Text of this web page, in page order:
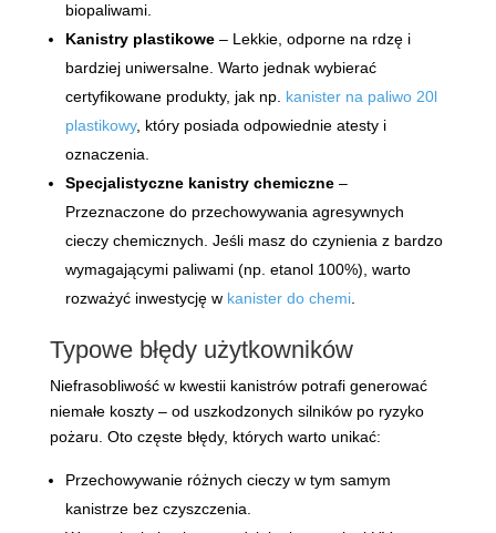
biopaliwami.
Kanistry plastikowe– Lekkie, odporne na rdzę i
bardziej uniwersalne. Warto jednak wybierać
certyfikowane produkty, jak np. kanister na paliwo 20l
plastikowy, który posiada odpowiednie atesty i
oznaczenia.
Specjalistyczne kanistry chemiczne–
Przeznaczone do przechowywania agresywnych
cieczy chemicznych. Jeśli masz do czynienia z bardzo
wymagającymi paliwami (np. etanol 100%), warto
rozważyć inwestycję w kanister do chemi.
Typowe błędy użytkowników
Niefrasobliwość w kwestii kanistrów potrafi generować
niemałe koszty – od uszkodzonych silników po ryzyko
pożaru. Oto częste błędy, których warto unikać:
Przechowywanie różnych cieczy w tym samym
kanistrze bez czyszczenia.